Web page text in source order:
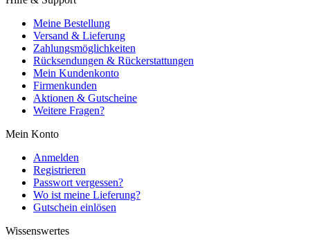
Meine Bestellung
Versand & Lieferung
Zahlungsmöglichkeiten
Rücksendungen & Rückerstattungen
Mein Kundenkonto
Firmenkunden
Aktionen & Gutscheine
Weitere Fragen?
Mein Konto
Anmelden
Registrieren
Passwort vergessen?
Wo ist meine Lieferung?
Gutschein einlösen
Wissenswertes